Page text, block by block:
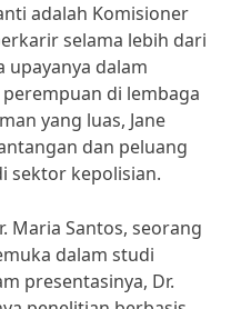
adalah Komisioner
selama lebih dari
upayanya dalam
di lembaga
yang luas, Jane
dan peluang
sektor kepolisian.
Maria Santos, seorang
dalam studi
presentasinya, Dr.